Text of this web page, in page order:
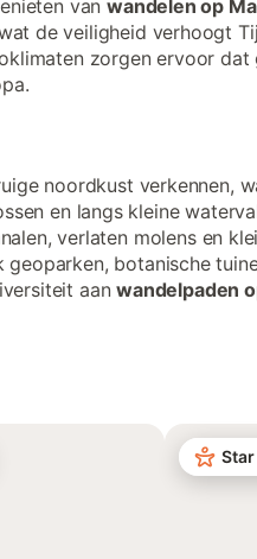
vanwandelen op
de veiligheid verhoogt
zorgen ervoor
noordkust verkennen,
en langs kleine
verlaten molens en
botanische
aanwandelpaden